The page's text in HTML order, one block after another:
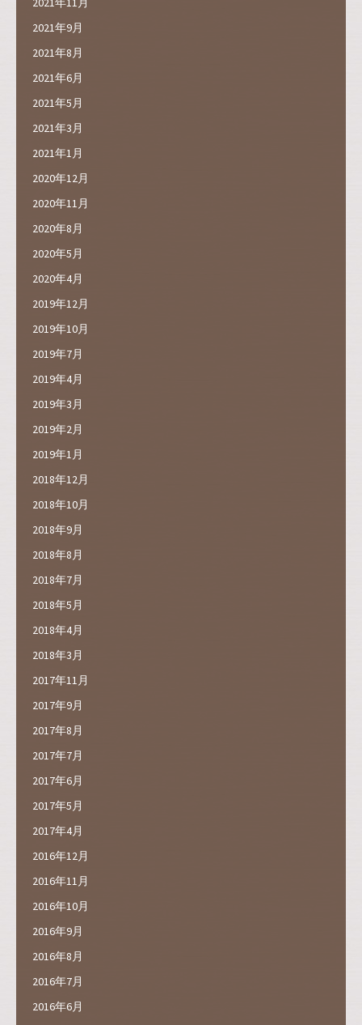
2021年9月
2021年8月
2021年6月
2021年5月
2021年3月
2021年1月
2020年12月
2020年11月
2020年8月
2020年5月
2020年4月
2019年12月
2019年10月
2019年7月
2019年4月
2019年3月
2019年2月
2019年1月
2018年12月
2018年10月
2018年9月
2018年8月
2018年7月
2018年5月
2018年4月
2018年3月
2017年11月
2017年9月
2017年8月
2017年7月
2017年6月
2017年5月
2017年4月
2016年12月
2016年11月
2016年10月
2016年9月
2016年8月
2016年7月
2016年6月